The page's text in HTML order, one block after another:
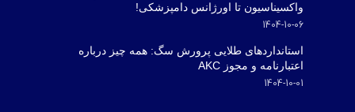
واکسیناسیون تا اورژانس دامپزشکی!
1404-10-06
استانداردهای طلایی پرورش سگ: همه چیز درباره
اعتبارنامه و مجوز AKC
1404-10-01